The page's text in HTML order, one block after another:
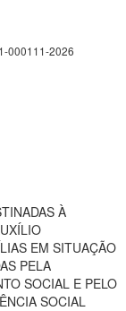
000111-2026
À
EM SITUAÇÃO
PELA
SOCIAL E PELO
SOCIAL